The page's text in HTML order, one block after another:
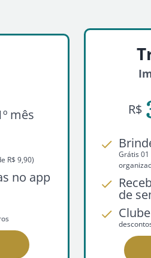
mês
R$ 9,90)
no app
R$
Grátis
de